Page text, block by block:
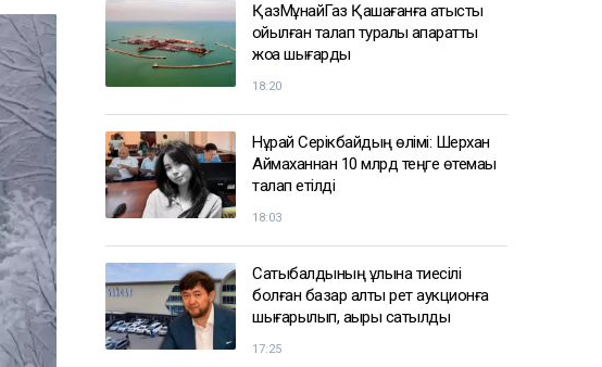
ҚазМұнайГаз Қашағанға қатысты
қойылған талап туралы ақпаратты
жоққа шығарды
18:20
Нұрай Серікбайдың өлімі: Шерхан
Аймаханнан 10 млрд теңге өтемақы
талап етілді
18:03
Сатыбалдының ұлына тиесілі
болған базар алты рет аукционға
шығарылып, ақыры сатылды
17:25